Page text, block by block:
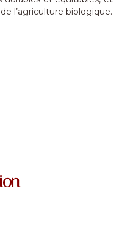
l’agriculture biologique.